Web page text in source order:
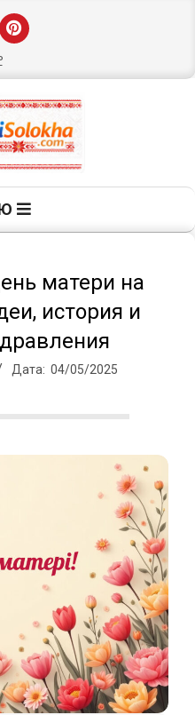
матери на
история и
Дата: 04/05/2025